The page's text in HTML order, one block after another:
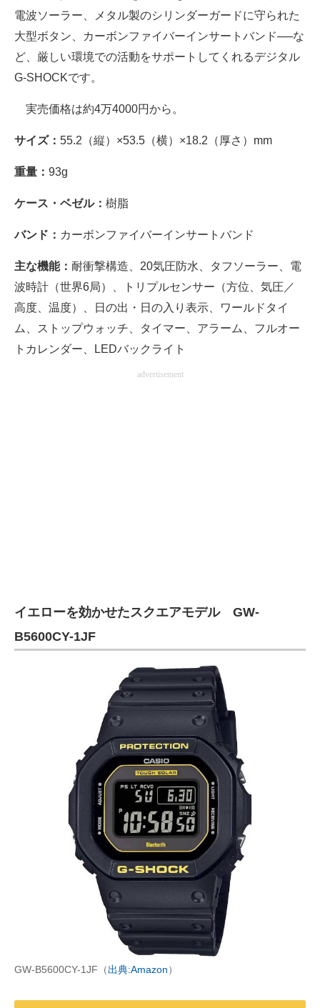
電波ソーラー、メタル製のシリンダーガードに守られた
大型ボタン、カーボンファイバーインサートバンド──な
ど、厳しい環境での活動をサポートしてくれるデジタル
G-SHOCKです。
実売価格は約4万4000円から。
サイズ： 55.2（縦）×53.5（横）×18.2（厚さ）mm
重量： 93g
ケース・ベゼル： 樹脂
バンド： カーボンファイバーインサートバンド
主な機能： 耐衝撃構造、20気圧防水、タフソーラー、電
波時計（世界6局）、トリプルセンサー（方位、気圧／
高度、温度）、日の出・日の入り表示、ワールドタイ
ム、ストップウォッチ、タイマー、アラーム、フルオー
トカレンダー、LEDバックライト
advertisement
イエローを効かせたスクエアモデル GW-
B5600CY-1JF
GW-B5600CY-1JF（出典:Amazon）